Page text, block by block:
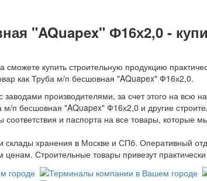
"AQuapex" Ф16х2,0 -
купить строительную продукцию
как Труба м/п бесшовная "AQuapex" Ф16х2,0.
производителями, за счет этого на всю
м/п бесшовная "AQuapex" Ф16х2,0 и другие
соответствия и паспорта на все товары, которые
хранения в Москве и СПб. Оперативный
Строительные товары привезут